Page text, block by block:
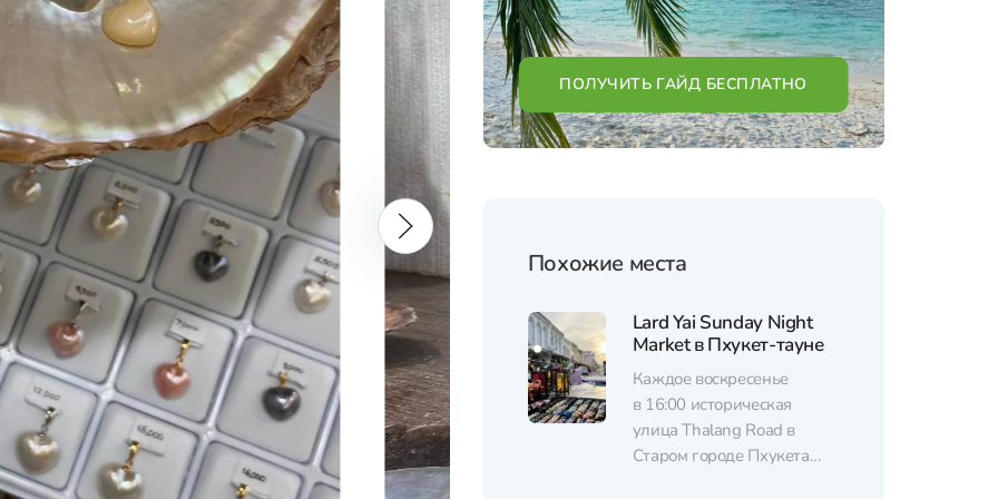
ПОЛУЧИТЬ ГАЙД БЕСПЛАТНО
Похожие места
Lard Yai Sunday Night
Market в Пхукет-тауне
Каждое воскресенье
в 16:00 историческая
улица Thalang Road в
Старом городе Пхукета